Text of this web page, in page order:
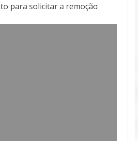
para solicitar a remoção